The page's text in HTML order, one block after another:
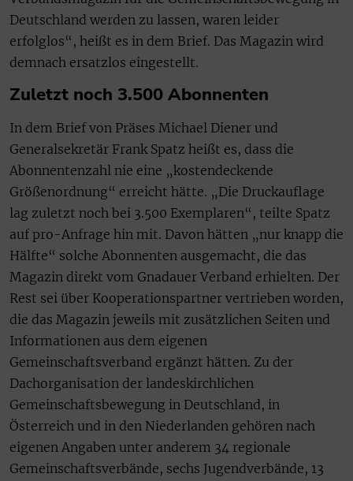
Deutschland werden zu lassen, waren leider
erfolglos“, heißt es in dem Brief. Das Magazin wird
demnach ersatzlos eingestellt.
Zuletzt noch 3.500 Abonnenten
In dem Brief von Präses Michael Diener und
Generalsekretär Frank Spatz heißt es, dass die
Abonnentenzahl nie eine „kostendeckende
Größenordnung“ erreicht hätte. „Die Druckauflage
lag zuletzt noch bei 3.500 Exemplaren“, teilte Spatz
auf pro-Anfrage hin mit. Davon hätten „nur knapp die
Hälfte“ solche Abonnenten ausgemacht, die das
Magazin direkt vom Gnadauer Verband erhielten. Der
Rest sei über Kooperationspartner vertrieben worden,
die das Magazin jeweils mit zusätzlichen Seiten und
Informationen aus dem eigenen
Gemeinschaftsverband ergänzt hätten. Zu der
Dachorganisation der landeskirchlichen
Gemeinschaftsbewegung in Deutschland, in
Österreich und in den Niederlanden gehören nach
eigenen Angaben unter anderem 34 regionale
Gemeinschaftsverbände, sechs Jugendverbände, 13